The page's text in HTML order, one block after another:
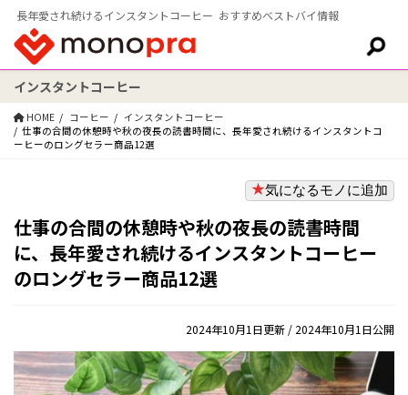
長年愛され続けるインスタントコーヒー おすすめベストバイ情報
検索:
インスタントコーヒー
HOME コーヒー
インスタントコーヒー
仕事の合間の休憩時や秋の夜長の読書時間に、長年愛され続けるインスタントコ
ーヒーのロングセラー商品12選
気になるモノに追加
仕事の合間の休憩時や秋の夜長の読書時間
に、長年愛され続けるインスタントコーヒー
のロングセラー商品12選
2024年10月1日更新 / 2024年10月1日公開